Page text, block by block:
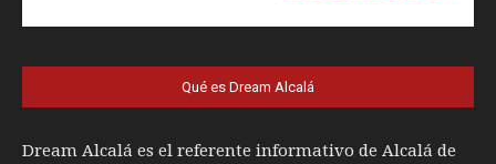
Qué es Dream Alcalá
Dream Alcalá es el referente informativo de Alcalá de